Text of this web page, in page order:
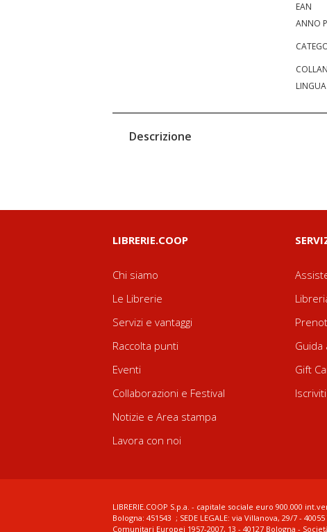
EAN
ANNO
LINGUA
Descrizione
LIBRERIE.COOP
Chi siamo
Le Librerie
Servizi e vantaggi
Raccolta punti
Eventi
Collaborazioni e Festival
Notizie e Area stampa
Lavora con noi
Guida
Gift
LIBRERIE.COOP S.p.a. - capitale sociale euro 900.000
Bologna: 451543 ; SEDE LEGALE: via Villanova, 29/7 -
Comunitari Europei 1957-2007, 13 - 40127 Bologna -